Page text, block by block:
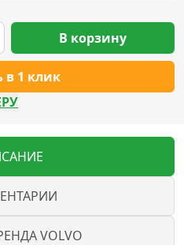
в 1 клик
В корзину
VOLVO